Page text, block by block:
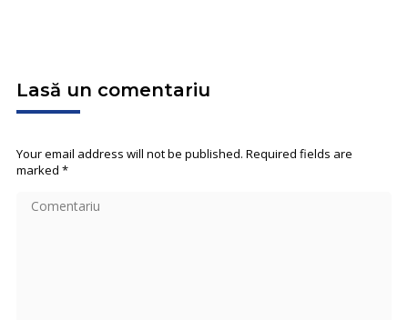
Lasă un comentariu
Your email address will not be published. Required fields are
marked *
Comentariu